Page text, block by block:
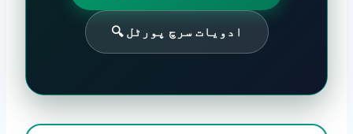
ادویات سرچ پورٹل 🔍